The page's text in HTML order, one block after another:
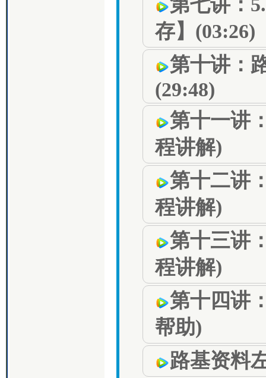
第七讲：
存】(03:26)
第十讲：
(29:48)
第十一讲
程讲解)
第十二讲
程讲解)
第十三讲
程讲解)
第十四讲
帮助)
路基资料